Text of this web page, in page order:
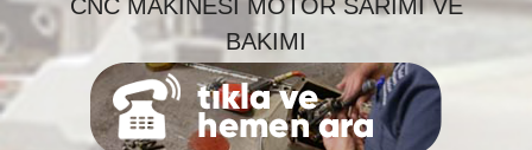
CNC MAKINESI MOTOR SARIMI VE
BAKIMI